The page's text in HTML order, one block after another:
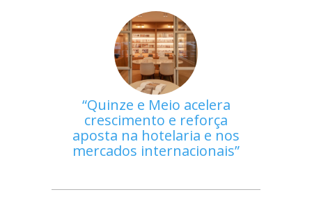
Quinze e Meio acelera
crescimento e reforça
aposta na hotelaria e nos
mercados internacionais